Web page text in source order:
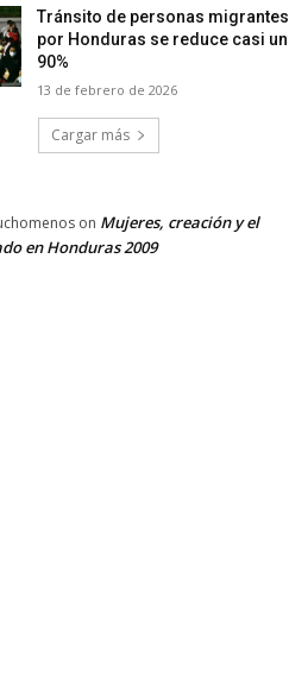
Tránsito de personas migrantes
por Honduras se reduce casi un
90%
13 de febrero de 2026
Cargar más
on Mujeres, creación y el
en Honduras 2009